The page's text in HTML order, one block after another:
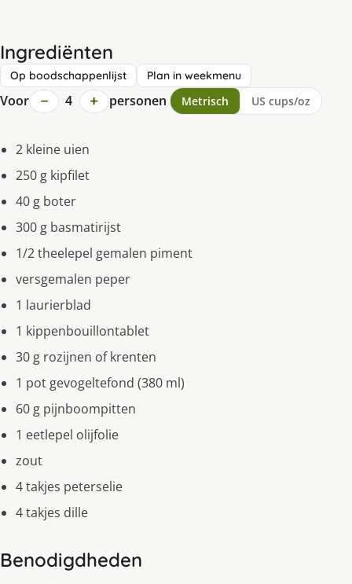
Ingrediënten
Op boodschappenlijst Plan in weekmenu
Voor − 4 + personen Metrisch US cups/oz
2 kleine uien
250 g kipfilet
40 g boter
300 g basmatirijst
1/2 theelepel gemalen piment
versgemalen peper
1 laurierblad
1 kippenbouillontablet
30 g rozijnen of krenten
1 pot gevogeltefond (380 ml)
60 g pijnboompitten
1 eetlepel olijfolie
zout
4 takjes peterselie
4 takjes dille
Benodigdheden